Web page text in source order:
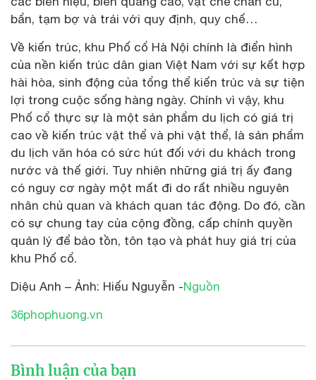
bẩn, tạm bợ và trái với quy định, quy chế…
Về kiến trúc, khu Phố cổ Hà Nội chính là điển hình
của nền kiến trúc dân gian Việt Nam với sự kết hợp
hài hòa, sinh động của tổng thể kiến trúc và sự tiện
lợi trong cuộc sống hàng ngày. Chính vì vậy, khu
Phố cổ thực sự là một sản phẩm du lịch có giá trị
cao về kiến trúc vật thể và phi vật thể, là sản phẩm
du lịch văn hóa có sức hút đối với du khách trong
nước và thế giới. Tuy nhiên những giá trị ấy đang
có nguy cơ ngày một mất đi do rất nhiều nguyên
nhân chủ quan và khách quan tác động. Do đó, cần
có sự chung tay của cộng đồng, cấp chính quyền
quản lý để bảo tồn, tôn tạo và phát huy giá trị của
khu Phố cổ.
Diệu Anh – Ảnh: Hiếu Nguyễn -Nguồn
36phophuong.vn
Bình luận của bạn